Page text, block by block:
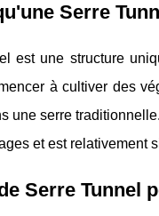
Serre
est une structure
à cultiver des
une serre
et est relativement
Serre Tunnel